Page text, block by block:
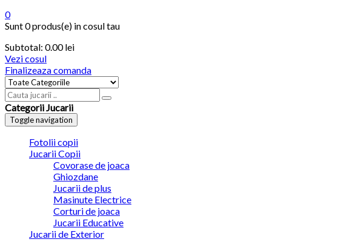
0
Sunt0 produs(e) in cosul tau
Subtotal: 0.00lei
Vezi cosul
Finalizeaza comanda
Categorii Jucarii
Toggle navigation
Fotolii copii
Jucarii Copii
Covorase de joaca
Ghiozdane
Jucarii de plus
Masinute Electrice
Corturi de joaca
Jucarii Educative
Jucarii de Exterior